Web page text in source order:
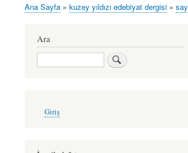
Sayfa
Ana Sayfa kuzey yıldızı edebiyat dergisi
Ara
Ara
account
Giriş